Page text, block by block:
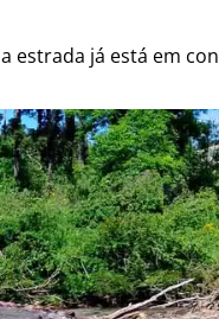
estrada já está em